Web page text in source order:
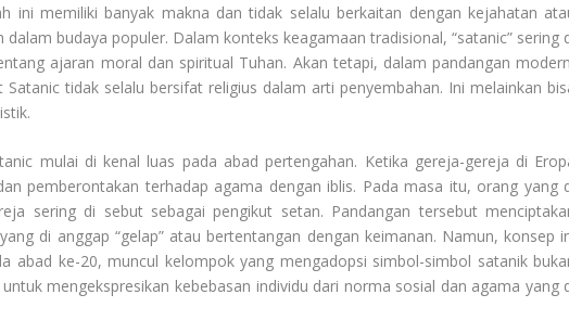
ini memiliki banyak makna dan tidak selalu berkaitan dengan kejahatan
budaya populer. Dalam konteks keagamaan tradisional, “satanic” sering
ajaran moral dan spiritual Tuhan. Akan tetapi, dalam pandangan
tidak selalu bersifat religius dalam arti penyembahan. Ini melainkan
mulai di kenal luas pada abad pertengahan. Ketika gereja-gereja di
pemberontakan terhadap agama dengan iblis. Pada masa itu, orang yang
sering di sebut sebagai pengikut setan. Pandangan tersebut
di anggap “gelap” atau bertentangan dengan keimanan. Namun, konsep
abad ke-20, muncul kelompok yang mengadopsi simbol-simbol satanik
mengekspresikan kebebasan individu dari norma sosial dan agama yang